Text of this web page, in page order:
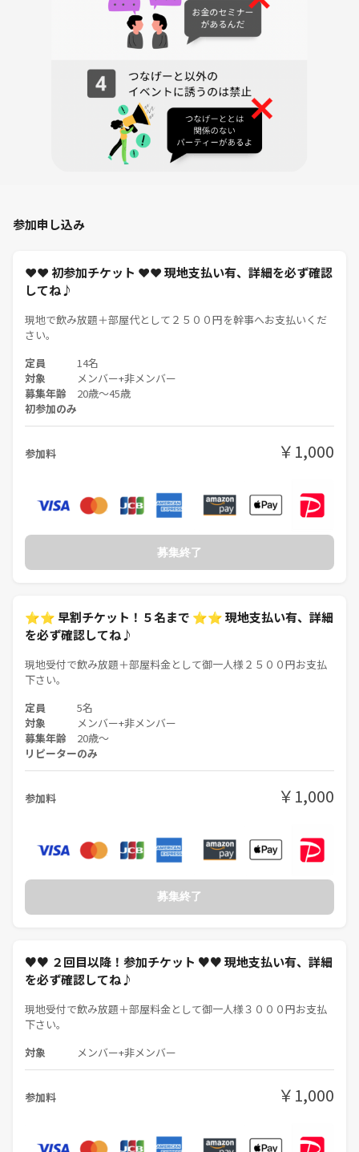
みんなが安心して楽しめる空間にしましょう✨
（サークルTOPの注意事項＆つなゲート規約は必ず確認してください）
初めての一歩、全力でフォローします✨迷ってたら、ぜひ参加してみて
あなたの参加、お待ちしています🎶
参加申し込み
❤❤ 初参加チケット ❤❤ 現地支払い有、詳細を必ず確認
してね♪
現地で飲み放題＋部屋代として２５００円を幹事へお支払いくだ
さい。
定員 14名
対象 メンバー+非メンバー
募集年齢 20歳〜45歳
初参加のみ
参加料 ￥1,000
募集終了
⭐⭐ 早割チケット！５名まで ⭐⭐ 現地支払い有、詳細
を必ず確認してね♪
現地受付で飲み放題＋部屋料金として御一人様２５００円お支払
下さい。
定員 5名
対象 メンバー+非メンバー
募集年齢 20歳〜
リピーターのみ
参加料 ￥1,000
募集終了
♥♥ ２回目以降！参加チケット ♥♥ 現地支払い有、詳細
を必ず確認してね♪
現地受付で飲み放題＋部屋料金として御一人様３０００円お支払
下さい。
対象 メンバー+非メンバー
参加料 ￥1,000